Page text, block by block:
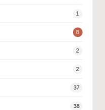
1
8
2
2
37
38